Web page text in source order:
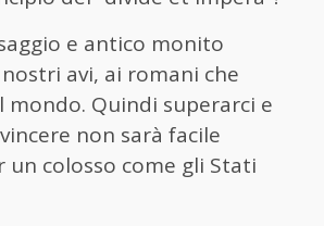
e antico monito
avi, ai romani che
Quindi superarci e
non sarà facile
un colosso come gli Stati